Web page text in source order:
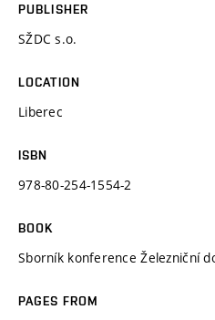
PUBLISHER
SŽDC s.o.
LOCATION
Liberec
ISBN
978-80-254-1554-2
BOOK
Sborník konference Železniční
PAGES FROM